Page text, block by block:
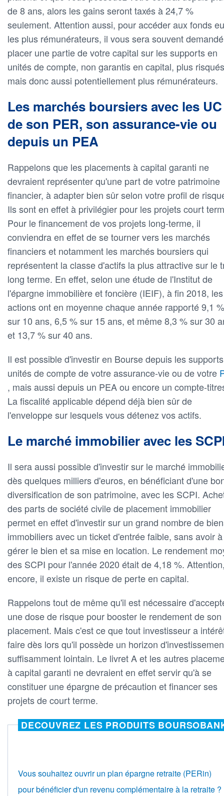
de 8 ans, alors les gains seront taxés à 24,7 %
seulement. Attention aussi, pour accéder aux fonds
les plus rémunérateurs, il vous sera souvent
placer une partie de votre capital sur les supports en
unités de compte, non garantis en capital, plus risqués
mais donc aussi potentiellement plus rémunérateurs.
Les marchés boursiers avec les UC
de son PER, son assurance-vie ou
depuis un PEA
Rappelons que les placements à capital garanti ne
devraient représenter qu'une part de votre patrimoine
financier, à adapter bien sûr selon votre profil de
Ils sont en effet à privilégier pour les projets court
Pour le financement de vos projets long-terme, il
conviendra en effet de se tourner vers les marchés
financiers et notamment les marchés boursiers qui
représentent la classe d'actifs la plus attractive sur le
long terme. En effet, selon une étude de l'Institut de
l'épargne immobilière et foncière (IEIF), à fin 2018, les
actions ont en moyenne chaque année rapporté 9,1 %
sur 10 ans, 6,5 % sur 15 ans, et même 8,3 % sur 30
et 13,7 % sur 40 ans.
Il est possible d'investir en Bourse depuis les
unités de compte de votre assurance-vie ou de votre
, mais aussi depuis un PEA ou encore un compte-
La fiscalité applicable dépend déjà bien sûr de
l'enveloppe sur lesquels vous détenez vos actifs.
Le marché immobilier avec les
Il sera aussi possible d'investir sur le marché
dès quelques milliers d'euros, en bénéficiant d'une
diversification de son patrimoine, avec les SCPI.
des parts de société civile de placement immobilier
permet en effet d'investir sur un grand nombre de
immobiliers avec un ticket d'entrée faible, sans avoir à
gérer le bien et sa mise en location. Le rendement
des SCPI pour l'année 2020 était de 4,18 %.
encore, il existe un risque de perte en capital.
Rappelons tout de même qu'il est nécessaire
une dose de risque pour booster le rendement de son
placement. Mais c'est ce que tout investisseur a
faire dès lors qu'il possède un horizon
suffisamment lointain. Le livret A et les autres
à capital garanti ne devraient en effet servir qu'à se
constituer une épargne de précaution et financer ses
projets de court terme.
DECOUVREZ LES PRODUITS
Vous souhaitez ouvrir un plan épargne retraite (PERin)
pour bénéficier d'un revenu complémentaire à la retraite ?